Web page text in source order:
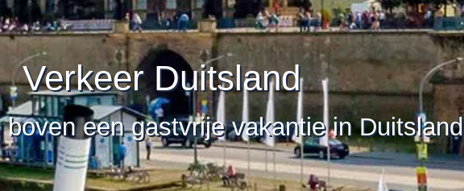
Verkeer Duitsland
een gastvrije vakantie in Duitsland